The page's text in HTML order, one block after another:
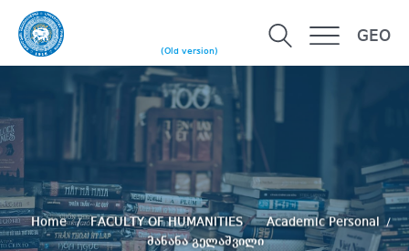
(Old version)
GEO
Home FACULTY OF HUMANITIES
Academic Personal
მანანა გელაშვილი